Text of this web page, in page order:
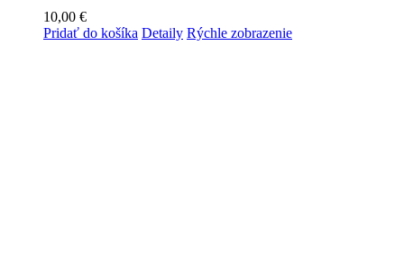
10,00 €
Pridať do košíka Detaily Rýchle zobrazenie